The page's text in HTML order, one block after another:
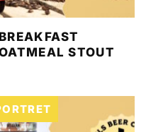
BREAKFAST
STOUT